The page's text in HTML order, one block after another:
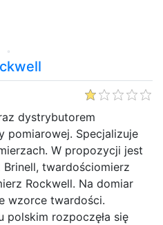
dystrybutorem
pomiarowej. Specjalizuje
W propozycji jest
twardościomierz
Rockwell. Na domiar
wzorce twardości.
polskim rozpoczęła się